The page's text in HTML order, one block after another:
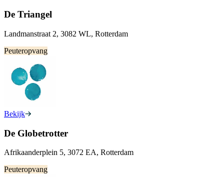
De Triangel
Landmanstraat 2, 3082 WL, Rotterdam
Peuteropvang
Bekijk
De Globetrotter
Afrikaanderplein 5, 3072 EA, Rotterdam
Peuteropvang